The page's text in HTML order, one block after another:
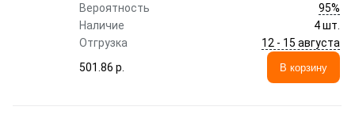
Вероятность
95%
Наличие
4 шт.
Отгрузка
12 - 15 августа
501.86 p.
В корзину